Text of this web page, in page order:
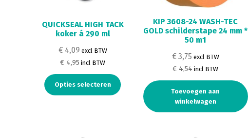
QUICKSEAL HIGH TACK
koker á 290 ml
€ 4,09 excl BTW
€ 4,95 incl BTW
Opties selecteren
KIP 3608-24 WASH-TEC
GOLD schilderstape 24 mm *
50 m1
€ 3,75 excl BTW
€ 4,54 incl BTW
Toevoegen aan
winkelwagen